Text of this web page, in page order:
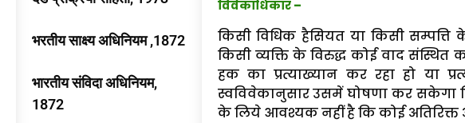
भरतीय साक्ष्य अधिनियम ,1872
भारतीय संविदा अधिनियम,
1872
विवेकाधिकार–
किसी विधिक हैसियत या किसी
किसी व्यक्ति के विरुद्ध कोई वाद
हक का प्रत्याख्यान कर रहा हो या
स्वविवेकानुसार उसमें घोषणा कर सकेगा
के लिये आवश्यक नहीं है कि कोई